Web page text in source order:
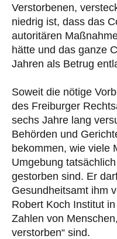
Verstorbenen,
niedrig ist, dass das
autoritären
hätte und das ganze
Jahren als Betrug
Soweit die nötige
des Freiburger
sechs Jahre lang
Behörden und
bekommen, wie viele
Umgebung
gestorben sind. Er
Gesundheitsamt ihm
Robert Koch Institut
Zahlen von
verstorben“ sind.